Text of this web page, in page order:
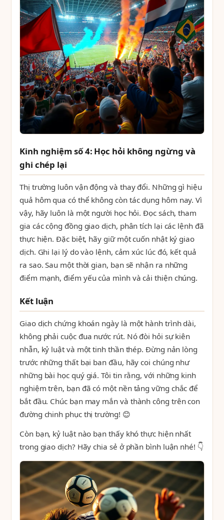
Kinh nghiệm số 4: Học hỏi không ngừng và
ghi chép lại
Thị trường luôn vận động và thay đổi. Những gì hiệu
quả hôm qua có thể không còn tác dụng hôm nay. Vì
vậy, hãy luôn là một người học hỏi. Đọc sách, tham
gia các cộng đồng giao dịch, phân tích lại các lệnh đã
thực hiện. Đặc biệt, hãy giữ một cuốn nhật ký giao
dịch. Ghi lại lý do vào lệnh, cảm xúc lúc đó, kết quả
ra sao. Sau một thời gian, bạn sẽ nhận ra những
điểm mạnh, điểm yếu của mình và cải thiện chúng.
Kết luận
Giao dịch chứng khoán ngày là một hành trình dài,
không phải cuộc đua nước rút. Nó đòi hỏi sự kiên
nhẫn, kỷ luật và một tinh thần thép. Đừng nản lòng
trước những thất bại ban đầu, hãy coi chúng như
những bài học quý giá. Tôi tin rằng, với những kinh
nghiệm trên, bạn đã có một nền tảng vững chắc để
bắt đầu. Chúc bạn may mắn và thành công trên con
đường chinh phục thị trường! 😊
Còn bạn, kỷ luật nào bạn thấy khó thực hiện nhất
trong giao dịch? Hãy chia sẻ ở phần bình luận nhé! 👇